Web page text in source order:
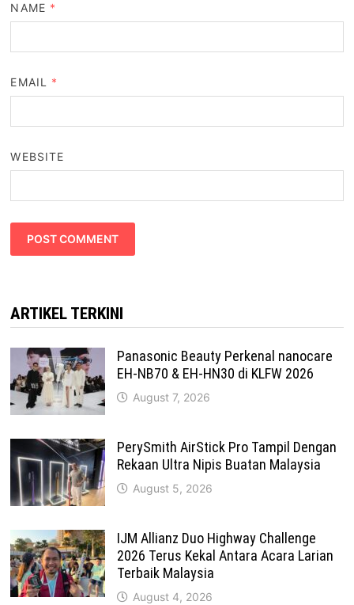
NAME *
EMAIL *
WEBSITE
ARTIKEL TERKINI
Panasonic Beauty Perkenal nanocare
EH-NB70 & EH-HN30 di KLFW 2026
August 7, 2026
PerySmith AirStick Pro Tampil Dengan
Rekaan Ultra Nipis Buatan Malaysia
August 5, 2026
IJM Allianz Duo Highway Challenge
2026 Terus Kekal Antara Acara Larian
Terbaik Malaysia
August 4, 2026